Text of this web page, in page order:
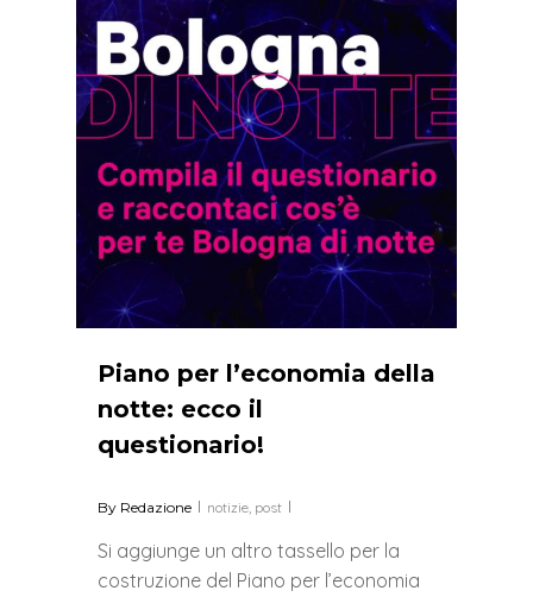
Piano per l’economia della
notte: ecco il
questionario!
By Redazione notizie, post
Si aggiunge un altro tassello per la
costruzione del Piano per l’economia